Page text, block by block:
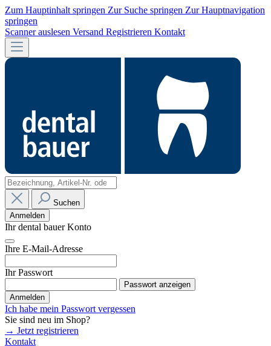
Zum Hauptinhalt springen Zur Suche springen Zur Hauptnavigation
springen
Scanner auslesen Versand Registrieren Kontakt
Suchen
Anmelden
Ihr dental bauer Konto
Ihre E-Mail-Adresse
Ihr Passwort
Passwort anzeigen
Anmelden
Ich habe mein Passwort vergessen
Sie sind neu im Shop?
→ Jetzt registrieren
Kontakt